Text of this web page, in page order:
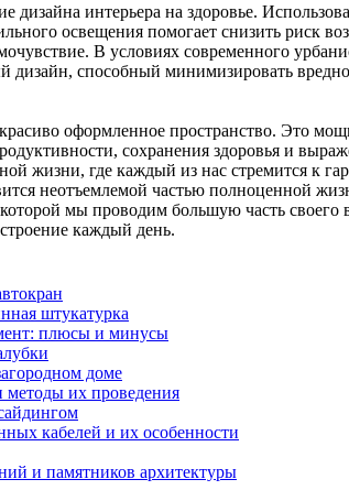
интерьера на здоровье.
освещения помогает снизить риск
В условиях современного
дизайн, способный минимизировать
оформленное пространство. Это
сохранения здоровья и
жизни, где каждый из нас стремится к
неотъемлемой частью полноценной
мы проводим большую часть своего
каждый день.
штукатурка
плюсы и минусы
доме
методы их проведения
кабелей и их особенности
и памятников архитектуры